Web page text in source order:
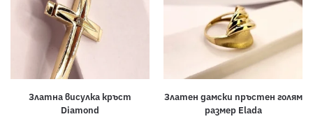
Златна висулка кръст
Diamond
Златен дамски пръстен голям
размер Elada